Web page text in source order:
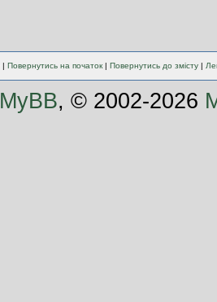
| Повернутись на початок| Повернутись до змісту|
MyBB, © 2002-2026